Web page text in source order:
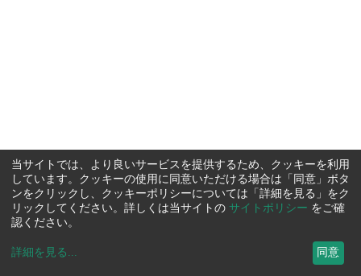
当サイトでは、より良いサービスを提供するため、クッキーを利用
しています。クッキーの使用に同意いただける場合は「同意」ボタ
ンをクリックし、クッキーポリシーについては「詳細を見る」をク
リックしてください。詳しくは当サイトの サイトポリシー をご確
認ください。
詳細を見る ... 同意